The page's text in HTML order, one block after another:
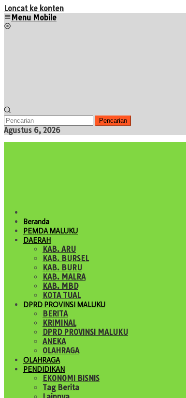
Loncat ke konten
Menu Mobile
Pencarian
Agustus 6, 2026
Beranda
PEMDA MALUKU
DAERAH
KAB. ARU
KAB. BURSEL
KAB. BURU
KAB. MALRA
KAB. MBD
KOTA TUAL
DPRD PROVINSI MALUKU
BERITA
KRIMINAL
DPRD PROVINSI MALUKU
ANEKA
OLAHRAGA
OLAHRAGA
PENDIDIKAN
EKONOMI BISNIS
Tag Berita